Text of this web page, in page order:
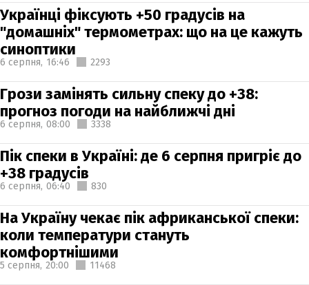
Українці фіксують +50 градусів на
"домашніх" термометрах: що на це кажуть
синоптики
6 серпня, 16:46 2293
Грози замінять сильну спеку до +38:
прогноз погоди на найближчі дні
6 серпня, 08:00 3338
Пік спеки в Україні: де 6 серпня пригріє до
+38 градусів
6 серпня, 06:40 830
На Україну чекає пік африканської спеки:
коли температури стануть
комфортнішими
5 серпня, 20:00 11468